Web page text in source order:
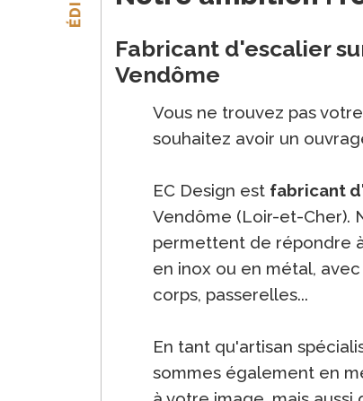
Fabricant d'escalier
Vendôme
Vous ne trouvez pas
souhaitez avoir un
EC Design est fabricant
Vendôme (Loir-et-Cher).
permettent de répondre
en inox ou en métal,
corps, passerelles...
En tant qu'artisan
sommes également en